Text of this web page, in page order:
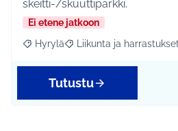
skeitti-/skuuttiparkki.
Ei etene jatkoon
Rajaa tulokset aihepiirin mukaan:
Hyrylä Rajaa tulokset teeman
Liikunta ja harrastukset
Tutustu